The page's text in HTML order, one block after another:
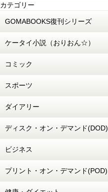
カテゴリー
GOMABOOKS復刊シリーズ
ケータイ小説（おりおん☆）
コミック
スポーツ
ダイアリー
ディスク・オン・デマンド(DOD)
ビジネス
プリント・オン・デマンド(POD)